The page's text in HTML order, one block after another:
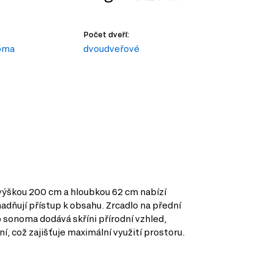
Počet dveří:
dvoudveřové
200 cm a hloubkou 62 cm nabízí
přístup k obsahu. Zrcadlo na přední
dodává skříni přírodní vzhled,
což zajišťuje maximální využití prostoru.